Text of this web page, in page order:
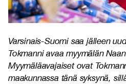
Varsinais-Suomi saa jälleen
Tokmanni avaa myymälän
Myymäläavajaiset ovat
maakunnassa tänä syksynä,